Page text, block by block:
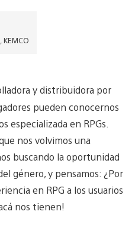
y distribuidora por
pueden conocernos
especializada en RPGs.
nos volvimos una
buscando la oportunidad
género, y pensamos: ¿Por
en RPG a los usuarios
nos tienen!